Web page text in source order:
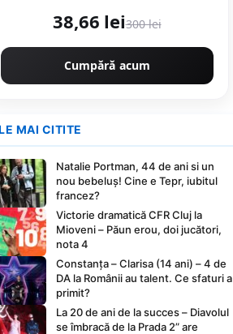
38,66 lei300 lei
Cumpără acum
MAI CITITE
Natalie Portman, 44 de ani si un
nou bebeluș! Cine e Tepr, iubitul
francez?
Victorie dramatică CFR Cluj la
Mioveni – Păun erou, doi jucători,
nota 4
Constanța – Clarisa (14 ani) – 4 de
DA la Românii au talent. Ce sfaturi a
primit?
La 20 de ani de la succes – Diavolul
se îmbracă de la Prada 2” are